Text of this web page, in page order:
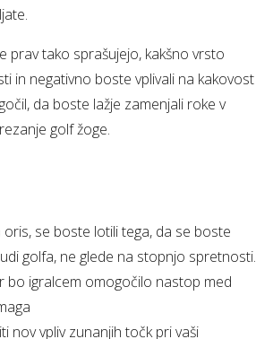
prav tako sprašujejo, kakšno vrsto
in negativno boste vplivali na kakovost
da boste lažje zamenjali roke v
golf žoge.
se boste lotili tega, da se boste
golfa, ne glede na stopnjo spretnosti.
bo igralcem omogočilo nastop med
nov vpliv zunanjih točk pri vaši